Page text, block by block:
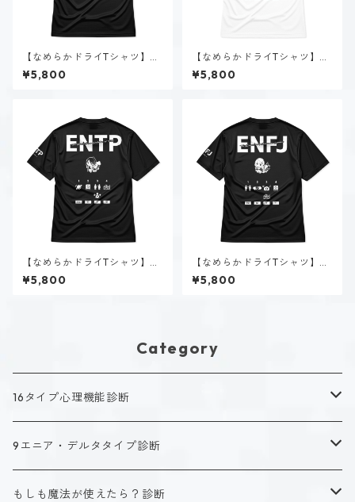
【なめらかドライTシャツ】春
風 陽菜（ESFP）｜ブラック
¥5,800
【なめらかドライTシャツ】大
神 楓（ESTJ）｜ホワイト
¥5,800
【なめらかドライTシャツ】深
海 千智（ENTP）｜ブラック
¥5,800
【なめらかドライTシャツ】朝
霧 まりあ（ENFJ）｜ブラック
¥5,800
Category
16タイプ心理機能診断
キャラクタータイプ
ISTJ（新田 理央）
定番アイテム
9エニア・デルタタイプ診断
キャラクタータイプ
もしも魔法が使えたら？診断